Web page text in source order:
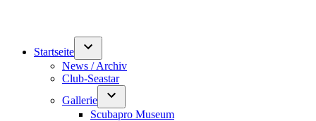
Startseite
News / Archiv
Club-Seastar
Gallerie
Scubapro Museum